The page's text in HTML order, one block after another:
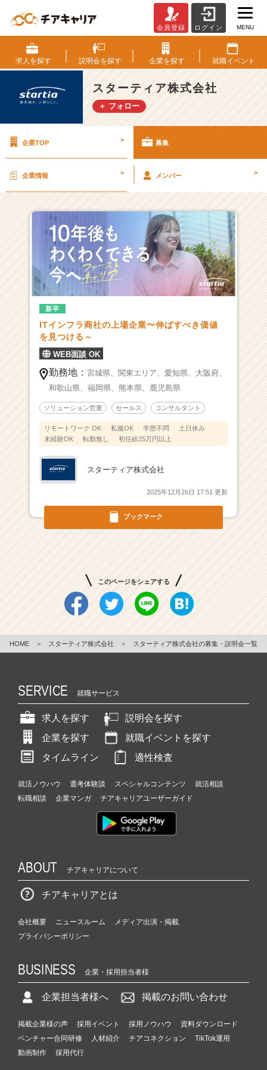
タ
ー
テ
ィ
ア
株
の
求
人
覧
-
＼
大
手
プ
イ
上
場
企
業
最
速
の
成
を
営
相
手
に
た
D
の
総
合
商
|
ベ
ン
チ
ャ
長
業
ら
ト
が
届
就
活
会員登録 ログイン MENU
求人を探す 説明会を探す 企業を探す 就職イベント
スターティア株式会社
＋ フォロー
企業TOP > 募集
企業情報 > メンバー >
ブックマーク
新卒
ITインフラ商社の上場企業〜伸ばすべき価値
を見つける～
WEB面談 OK
勤務地： 宮城県、 関東エリア、 愛知県、 大阪府、
和歌山県、 福岡県、 熊本県、 鹿児島県
ソリューション営業 セールス コンサルタント
リモートワーク OK 私服OK 学歴不問
土日休み
未経験OK
転勤無し 初任給25万円以上
スターティア株式会社
2025年12月26日 17:51 更新
このページをシェアする
HOME ＞ スターティア株式会社 ＞ スターティア株式会社の募集・説明会一覧
SERVICE 就職サービス
求人を探す
説明会を探す
企業を探す
就職イベントを探す
タイムライン
適性検査
就活ノウハウ 選考体験談 スペシャルコンテンツ
就活相談
転職相談
企業マンガ チアキャリアユーザーガイド
ABOUT チアキャリアについて
チアキャリアとは
会社概要 ニュースルーム
メディア出演・掲載
プライバシーポリシー
BUSINESS 企業・採用担当者様
企業担当者様へ 掲載のお問い合わせ
掲載企業様の声 採用イベント 採用ノウハウ
資料ダウンロード
ベンチャー合同研修
人材紹介 チアコネクション
TikTok運用
動画制作
採用代行